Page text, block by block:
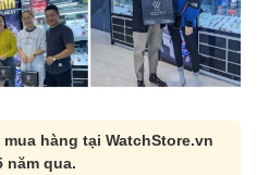
hàng tại WatchStore.vn
năm qua.